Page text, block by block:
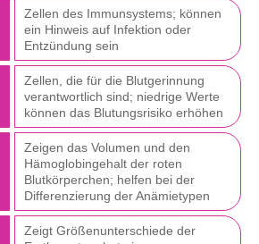
Zellen des Immunsystems; können
ein Hinweis auf Infektion oder
Entzündung sein
Zellen, die für die Blutgerinnung
verantwortlich sind; niedrige Werte
können das Blutungsrisiko erhöhen
Zeigen das Volumen und den
Hämoglobingehalt der roten
Blutkörperchen; helfen bei der
Differenzierung der Anämietypen
Zeigt Größenunterschiede der